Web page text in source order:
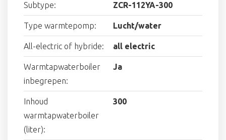
Subtype: ZCR-112YA-300
Type warmtepomp: Lucht/water
All-electric of hybride: all electric
Warmtapwaterboiler
inbegrepen:
Ja
Inhoud
warmtapwaterboiler
(liter):
300